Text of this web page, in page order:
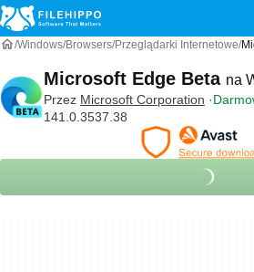
Windows Browsers Przeglądarki Internetowe
Microsoft Edge Beta na
Przez Microsoft Corporation
141.0.3537.38